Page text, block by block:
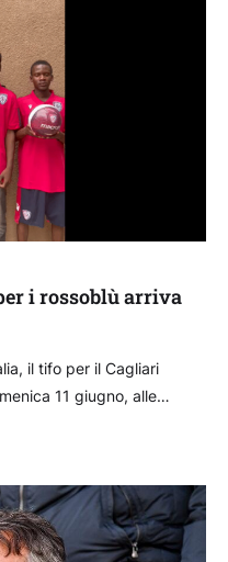
i rossoblù arriva
il tifo per il Cagliari
11 giugno, alle